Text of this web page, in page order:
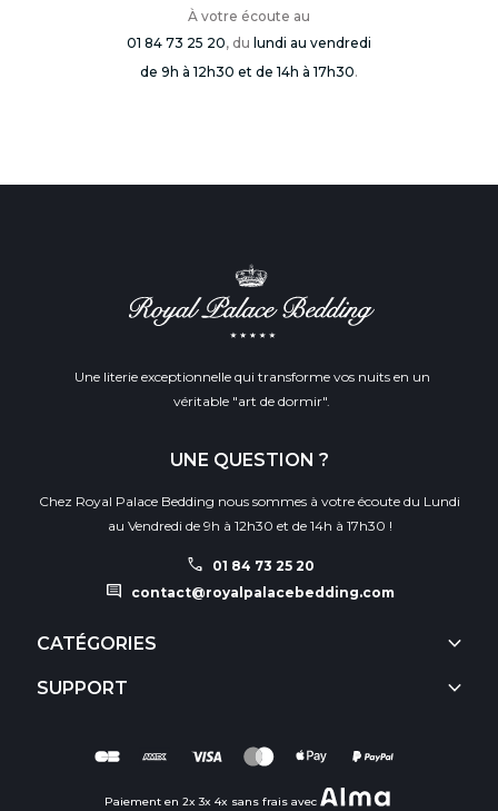
À votre écoute au
01 84 73 25 20, du lundi au vendredi
de 9h à 12h30 et de 14h à 17h30.
Une literie exceptionnelle qui transforme vos nuits en un
véritable "art de dormir".
UNE QUESTION ?
Chez Royal Palace Bedding nous sommes à votre écoute du Lundi
au Vendredi de 9h à 12h30 et de 14h à 17h30 !
call 01 84 73 25 20
comment contact@royalpalacebedding.com
CATÉGORIES keyboard_arrow_down
SUPPORT keyboard_arrow_down
Paiement en 2x 3x 4x sans frais avec